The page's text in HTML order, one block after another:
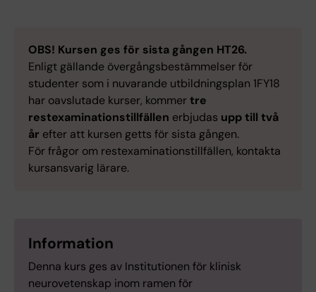
OBS! Kursen ges för sista gången HT26.
Enligt gällande övergångsbestämmelser för
studenter som i nuvarande utbildningsplan 1FY18
har oavslutade kurser, kommertre
restexaminationstillfällen erbjudas upp till två
år efter att kursen getts för sista gången.
För frågor om restexaminationstillfällen, kontakta
kursansvarig lärare.
Information
Denna kurs ges av Institutionen för klinisk
neurovetenskap inom ramen för